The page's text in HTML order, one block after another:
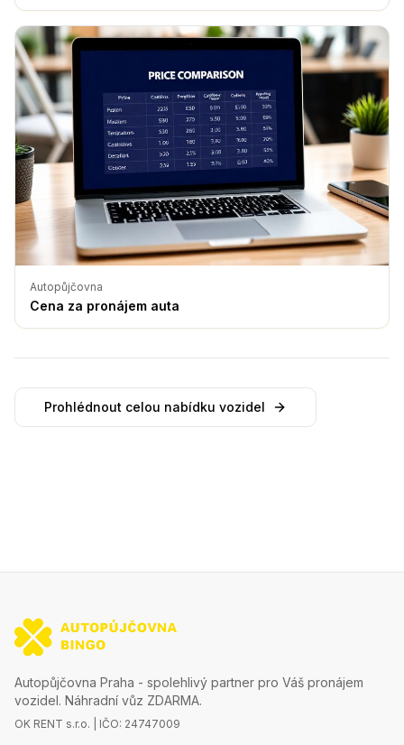
Autopůjčovna
Cena za pronájem auta
Prohlédnout celou nabídku vozidel
Autopůjčovna Praha - spolehlivý partner pro Váš pronájem
vozidel. Náhradní vůz ZDARMA.
OK RENT s.r.o. | IČO: 24747009